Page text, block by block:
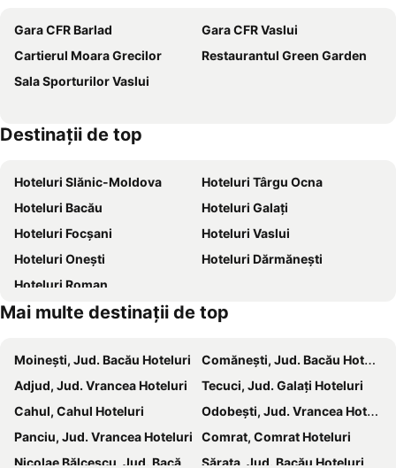
Gara CFR Barlad
Gara CFR Vaslui
Cartierul Moara Grecilor
Restaurantul Green Garden
Sala Sporturilor Vaslui
Destinaţii de top
Hoteluri Slănic-Moldova
Hoteluri Târgu Ocna
Hoteluri Bacău
Hoteluri Galați
Hoteluri Focșani
Hoteluri Vaslui
Hoteluri Onești
Hoteluri Dărmăneşti
Hoteluri Roman
Mai multe destinații de top
Moineşti, Jud. Bacău Hoteluri
Comăneşti, Jud. Bacău Hoteluri
Adjud, Jud. Vrancea Hoteluri
Tecuci, Jud. Galați Hoteluri
Cahul, Cahul Hoteluri
Odobeşti, Jud. Vrancea Hoteluri
Panciu, Jud. Vrancea Hoteluri
Comrat, Comrat Hoteluri
Nicolae Bălcescu, Jud. Bacău Hoteluri
Sărata, Jud. Bacău Hoteluri